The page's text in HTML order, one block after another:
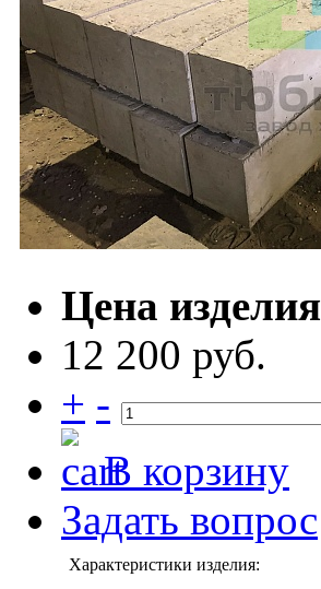
Цена изделия
12 200 руб.
+ -
В корзину
Задать вопрос
Характеристики изделия: